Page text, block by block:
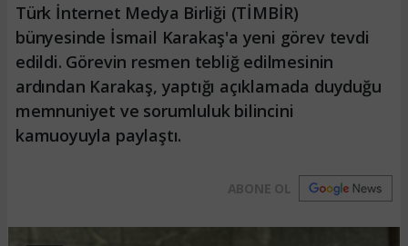
Türk İnternet Medya Birliği (TİMBİR)
bünyesinde İsmail Karakaş'a yeni görev tevdi
edildi. Görevin resmen tebliğ edilmesinin
ardından Karakaş, yaptığı açıklamada duyduğu
memnuniyet ve sorumluluk bilincini
kamuoyuyla paylaştı.